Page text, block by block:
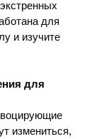
для
и изучите
для
измениться,